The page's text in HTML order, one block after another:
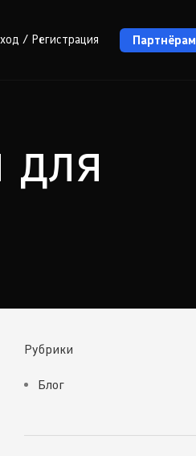
/ Регистрация Партнёрам
для
Рубрики
Блог